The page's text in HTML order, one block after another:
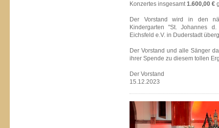
Konzertes insgesamt1.600,00 €
Der Vorstand wird in den
Kindergarten "St. Johannes
Eichsfeld e.V. in Duderstadt
Der Vorstand und alle Sänger
ihrer Spende zu diesem tollen
Der Vorstand
15.12.2023